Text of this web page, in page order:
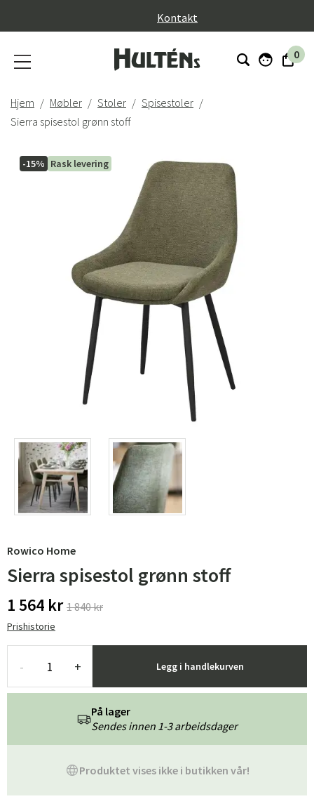
Kontakt
0
Hjem Møbler Stoler
Spisestoler
Sierra spisestol grønn stoff
-15% Rask levering
Rowico Home
Sierra spisestol grønn stoff
1 564 kr 1 840 kr
Prishistorie
- + Legg i handlekurven
Produktet vises ikke i butikken vår!
På lager
Sendes innen 1-3 arbeidsdager